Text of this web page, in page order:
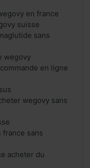
en france
suisse
sans
wegovy
en ligne
wegovy sans
france sans
acheter du